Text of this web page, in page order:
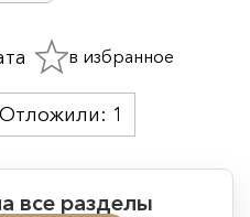
все разделы
Отложили: 1
в избранное